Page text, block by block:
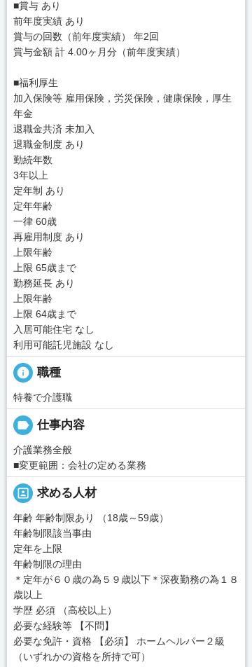
■賞与 あり
前年度実績 あり
賞与の回数（前年度実績） 年2回
賞与金額 計 4.00ヶ月分（前年度実績）
■福利厚生
加入保険等 雇用保険，労災保険，健康保険，厚生
年金
退職金共済 未加入
退職金制度 あり
勤続年数
3年以上
定年制 あり
定年年齢
一律 60歳
再雇用制度 あり
上限年齢
上限 65歳まで
勤務延長 あり
上限年齢
上限 64歳まで
入居可能住宅 なし
利用可能託児施設 なし
info 職種
特養で介護職
label 仕事内容
介護業務全般
■変更範囲：会社の定める業務
portrait 求める人材
年齢 年齢制限あり （18歳～59歳）
年齢制限該当事由
定年を上限
年齢制限の理由
＊定年が６０歳の為５９歳以下＊深夜勤務の為１８
歳以上
学歴 必須 （高校以上）
必要な経験等 【不問】
必要な免許・資格 【必須】 ホームヘルパー２級
（いずれかの資格を所持で可）